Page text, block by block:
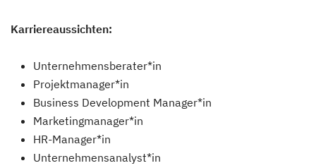
Karriereaussichten:
Unternehmensberater*in
Projektmanager*in
Business Development Manager*in
Marketingmanager*in
HR-Manager*in
Unternehmensanalyst*in